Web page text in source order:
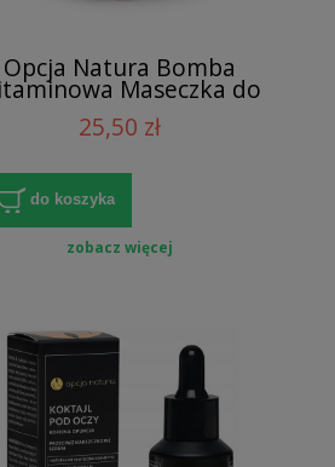
Opcja Natura Bomba
Maseczka do
twarzy z glinką czerwoną
25,50 zł
do koszyka
zobacz więcej